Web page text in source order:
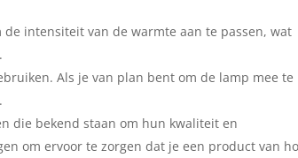
intensiteit van de warmte aan te passen, wat
Als je van plan bent om de lamp mee te
die bekend staan om hun kwaliteit en
om ervoor te zorgen dat je een product van